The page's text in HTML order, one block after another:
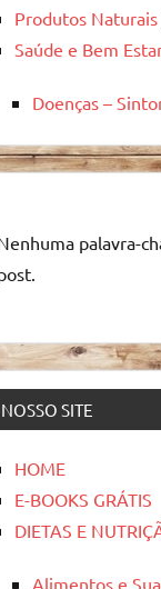
Produtos Naturais
Saúde e Bem
Doenças –
palavra-
NOSSO SITE
HOME
E-BOOKS GRÁTIS
DIETAS E
Alimentos e